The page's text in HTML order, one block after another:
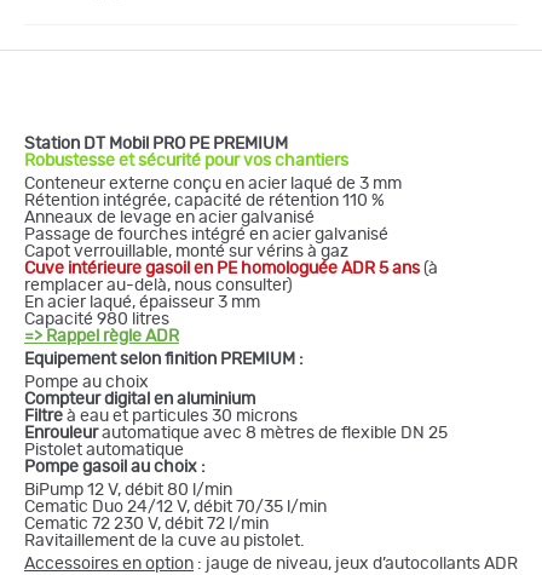
Station DT Mobil PRO PE PREMIUM
Robustesse et sécurité pour vos chantiers
Conteneur externe conçu en acier laqué de 3 mm
Rétention intégrée, capacité de rétention 110 %
Anneaux de levage en acier galvanisé
Passage de fourches intégré en acier galvanisé
Capot verrouillable, monté sur vérins à gaz
Cuve intérieure gasoil en PE homologuée ADR 5 ans (à
remplacer au-delà, nous consulter)
En acier laqué, épaisseur 3 mm
Capacité 980 litres
=> Rappel règle ADR
Equipement selon finition PREMIUM :
Pompe au choix
Compteur digital en aluminium
Filtre à eau et particules 30 microns
Enrouleurautomatique avec 8 mètres de flexible DN 25
Pistolet automatique
Pompe gasoil au choix :
BiPump 12 V, débit 80 l/min
Cematic Duo 24/12 V, débit 70/35 l/min
Cematic 72 230 V, débit 72 l/min
Ravitaillement de la cuve au pistolet.
Accessoires en option : jauge de niveau, jeux d’autocollants ADR